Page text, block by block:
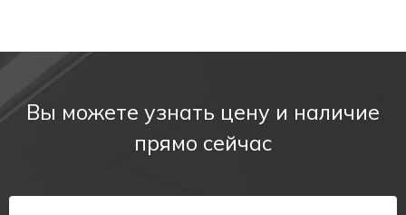
Вы можете узнать цену и наличие
прямо сейчас